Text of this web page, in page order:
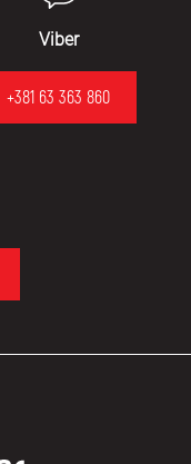
Viber
+381 63 363 860